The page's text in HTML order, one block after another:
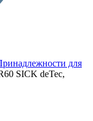
для
SICK deTec,